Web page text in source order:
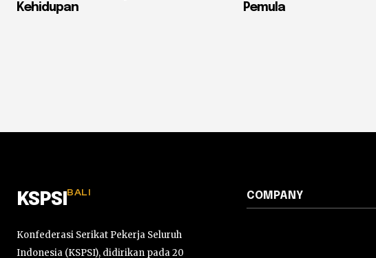
Kehidupan
Pemula
KSPSI BALI
Konfederasi Serikat Pekerja Seluruh
Indonesia (KSPSI), didirikan pada 20
COMPANY